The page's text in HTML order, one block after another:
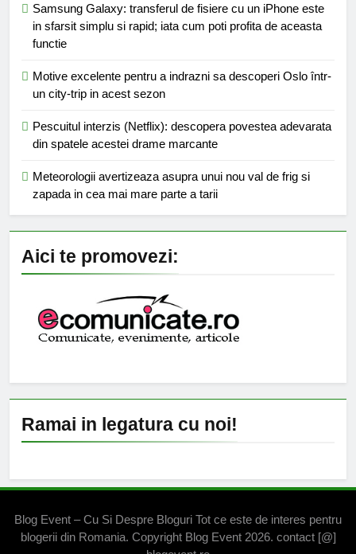
Samsung Galaxy: transferul de fisiere cu un iPhone este
in sfarsit simplu si rapid; iata cum poti profita de aceasta
functie
Motive excelente pentru a indrazni sa descoperi Oslo într-
un city-trip in acest sezon
Pescuitul interzis (Netflix): descopera povestea adevarata
din spatele acestei drame marcante
Meteorologii avertizeaza asupra unui nou val de frig si
zapada in cea mai mare parte a tarii
Aici te promovezi:
Ramai in legatura cu noi!
Blog Event – Cu Si Despre Bloguri Tot ce este de interes pentru
blogerii din Romania. Copyright Blog Event 2026. contact [@]